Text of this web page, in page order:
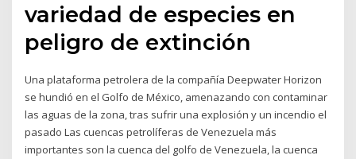
variedad de especies en
peligro de extinción
Una plataforma petrolera de la compañía Deepwater Horizon
se hundió en el Golfo de México, amenazando con contaminar
las aguas de la zona, tras sufrir una explosión y un incendio el
pasado Las cuencas petrolíferas de Venezuela más
importantes son la cuenca del golfo de Venezuela, la cuenca